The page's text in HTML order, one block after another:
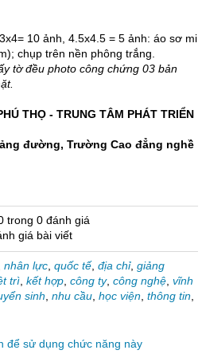
10 ảnh, 4.5x4.5 = 5 ảnh: áo sơ mi
chụp trên nền phông trắng.
tờ đều photo công chứng 03 bản
THỌ - TRUNG TÂM PHÁT TRIỂN
đường, Trường Cao đẳng nghề
trong 0 đánh giá
giá bài viết
nhân lực quốc tế, địa chỉ, giảng
trì kết hợp công ty, công nghệ vĩnh
sinh nhu cầu học viện thông tin
để sử dụng chức năng này